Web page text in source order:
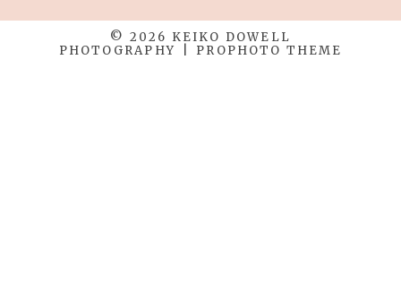
© 2026 KEIKO DOWELL
PHOTOGRAPHY
PROPHOTO THEME